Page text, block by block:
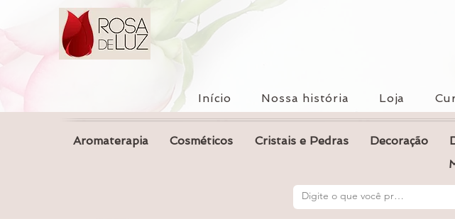
Início Nossa história Loja
Aromaterapia Cosméticos Cristais e Pedras Decoração